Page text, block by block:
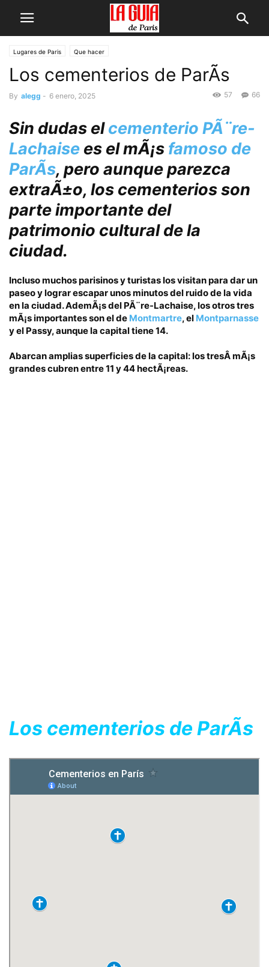
Lugares de Pari­s Que hacer
Los cementerios de ParÃ­s
By alegg - 6 enero, 2025 66
57
Sin dudas elcementerio PÃ¨re-
Lachaisees el mÃ¡s famoso de
ParÃ­s, pero aunque parezca
extraÃ±o, los cementerios son
parte importante del
patrimonio cultural de la
ciudad.
Incluso muchos parisinos y turistas los visitan para dar un
paseo y lograr escapar unos minutos del ruido de la vida
en la ciudad.AdemÃ¡s del PÃ¨re-Lachaise, los otros tres
mÃ¡s importantes son el de Montmartre, el Montparnasse
y el Passy, aunque la capital tiene 14.
Abarcan amplias superficies de la capital: los tresÂ mÃ¡s
grandes cubren entre 11 y 44 hectÃ¡reas.
Los cementerios de ParÃ­s